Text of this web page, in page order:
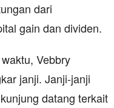
dari
gain dan dividen.
Vebbry
janji. Janji-janji
datang terkait